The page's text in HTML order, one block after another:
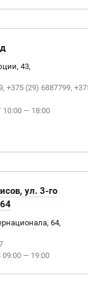
43,
+375 (29) 6887799,
— 18:00
ул. 3-го
64,
— 19:00